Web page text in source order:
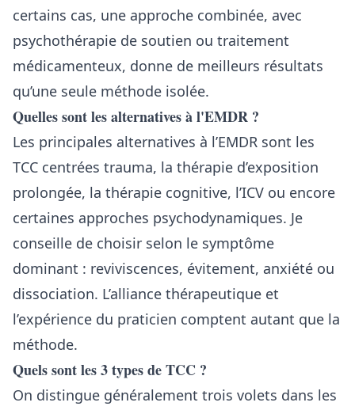
certains cas, une approche combinée, avec
psychothérapie de soutien ou traitement
médicamenteux, donne de meilleurs résultats
qu’une seule méthode isolée.
Quelles sont les alternatives à l'EMDR ?
Les principales alternatives à l’EMDR sont les
TCC centrées trauma, la thérapie d’exposition
prolongée, la thérapie cognitive, l’ICV ou encore
certaines approches psychodynamiques. Je
conseille de choisir selon le symptôme
dominant : reviviscences, évitement, anxiété ou
dissociation. L’alliance thérapeutique et
l’expérience du praticien comptent autant que la
méthode.
Quels sont les 3 types de TCC ?
On distingue généralement trois volets dans les